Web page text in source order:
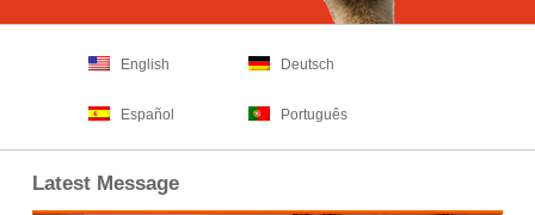
English Deutsch
Español Português
Latest Message